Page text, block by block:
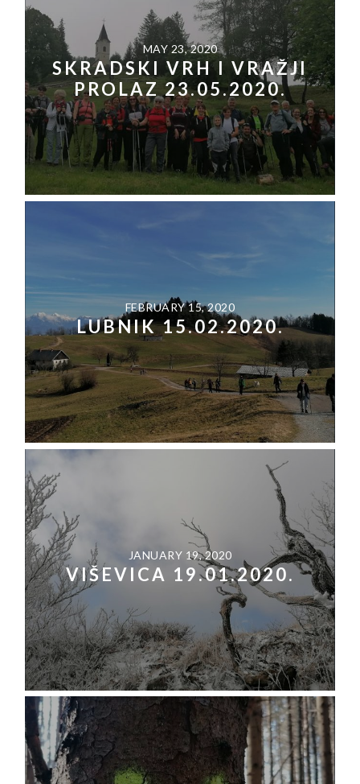
MAY 23, 2020
SKRADSKI VRH I VRAŽJI
PROLAZ 23.05.2020.
FEBRUARY 15, 2020
LUBNIK 15.02.2020.
JANUARY 19, 2020
VIŠEVICA 19.01.2020.